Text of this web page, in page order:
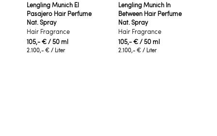
Lengling Munich El
Pasajero Hair Perfume
Nat. Spray
Hair Fragrance
105,- €/ 50 ml
2.100,- € / Liter
Lengling Munich In
Between Hair Perfume
Nat. Spray
Hair Fragrance
105,- €/ 50 ml
2.100,- € / Liter